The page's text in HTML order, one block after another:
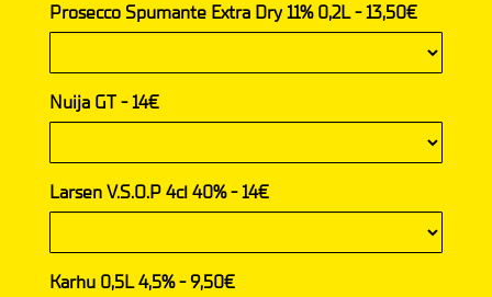
Prosecco Spumante Extra Dry 11% 0,2L - 13,50€
Nuija GT - 14€
Larsen V.S.O.P 4cl 40% - 14€
Karhu 0,5L 4,5% - 9,50€